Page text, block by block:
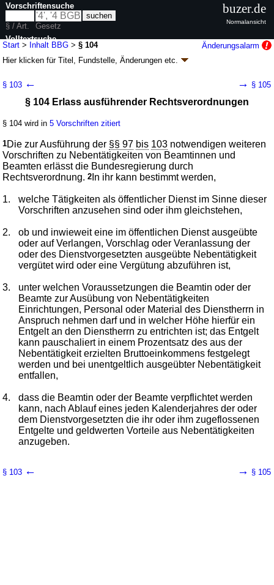
Start > Inhalt BBG >§ 104
Änderungsalarm
Hier klicken fürTitel, Fundstelle, Änderungen etc.
Artikel 2 G. v. 03.07.2026BGBl. 2026 I Nr. 199
34 weitere Fassungen | Drucksachen / Entwurf / Begründung
Abschnitt 6 Rechtliche Stellung im Beamtenverhältnis
Unterabschnitt 3 Nebentätigkeit
§ 103 ← → § 105
§ 104 Erlass ausführender Rechtsverordnungen
§ 104 wird in5 Vorschriften zitiert
1Die zur Ausführung der §§ 97 bis 103 notwendigen weiteren
Vorschriften zu Nebentätigkeiten von Beamtinnen und
Beamten erlässt die Bundesregierung durch
Rechtsverordnung.2 In ihr kann bestimmt werden,
1.
welche Tätigkeiten als öffentlicher Dienst im Sinne dieser
Vorschriften anzusehen sind oder ihm gleichstehen,
2.
ob und inwieweit eine im öffentlichen Dienst ausgeübte
oder auf Verlangen, Vorschlag oder Veranlassung der
oder des Dienstvorgesetzten ausgeübte Nebentätigkeit
vergütet wird oder eine Vergütung abzuführen ist,
3.
unter welchen Voraussetzungen die Beamtin oder der
Beamte zur Ausübung von Nebentätigkeiten
Einrichtungen, Personal oder Material des Dienstherrn in
Anspruch nehmen darf und in welcher Höhe hierfür ein
Entgelt an den Dienstherrn zu entrichten ist; das Entgelt
kann pauschaliert in einem Prozentsatz des aus der
Nebentätigkeit erzielten Bruttoeinkommens festgelegt
werden und bei unentgeltlich ausgeübter Nebentätigkeit
entfallen,
4.
dass die Beamtin oder der Beamte verpflichtet werden
kann, nach Ablauf eines jeden Kalenderjahres der oder
dem Dienstvorgesetzten die ihr oder ihm zugeflossenen
Entgelte und geldwerten Vorteile aus Nebentätigkeiten
anzugeben.
§ 103 ← → § 105
Vorschriftensuche
§ / Art.
Gesetz
Volltextsuche
nur in BBG
buzer.de
Normalansicht